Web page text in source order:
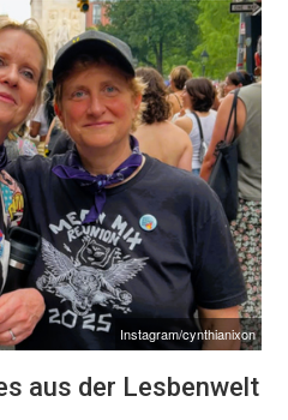
Instagram/cynthianixon
aus der Lesbenwelt